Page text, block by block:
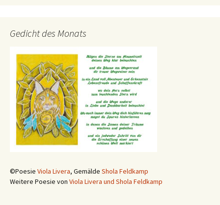
Gedicht des Monats
©Poesie Viola Livera, Gemälde Shola Feldkamp
Weitere Poesie von Viola Livera und Shola Feldkamp